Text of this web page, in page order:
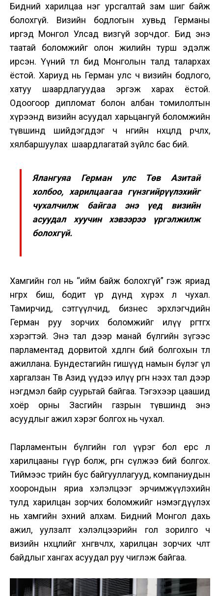
Бидний харилцаа нэг урсгалтай зам шиг байж
болохгүй. Визийн бодлогын хувьд Германы
иргэд Монгол Улсад визгүй зорчдог. Бид энэ
таатай боломжийг олон жилийн турш эдэлж
ирсэн. Үүний төлөө бид Монголын талд талархах
ёстой. Хариуд нь Герман улс ч визийн бодлого,
хатуу шаардлагуудаа эргэж харах ёстой.
Одоогоор дипломат болон албан томилолтын
хүрээнд визийн асуудал харьцангуй боломжийн
түвшинд шийдэгддэг ч өнөөгийн нөхцөлд өөрчлөх,
хялбаршуулах шаардлагатай зүйлс бас бий.
Ялангуяа Герман улс Төв Азитай
холбоо, харилцаагаа гүнзгийрүүлэхийг
чухалчилж байгаа энэ үед визийн
асуудал хуучин хэвээрээ үргэлжилж
болохгүй.
Хамгийн гол нь “ийм байж болохгүй” гэж яриад
өнгөрөх биш, бодит үр дүнд хүрэх л чухал.
Тамирчид, сэтгүүлчид, бизнес эрхлэгчдийн
Герман руу зорчих боломжийг илүү өргөтгөх
хэрэгтэй. Энэ тал дээр манай бүлгийн зүгээс
парламентад дорвитой хөдөлгөөн бий болгохын төлөө
ажиллана. Бундестагийн гишүүд намын бүлэг үл
харгалзан Төв Азид үүдээ илүү өргөн нээх тал дээр
нэгдмэл байр суурьтай байгаа. Тэгэхээр цаашид
хоёр орны Засгийн газрын түвшинд энэ
асуудлыг ажил хэрэг болгох нь чухал.
Парламентын бүлгийн гол үүрэг бол ерөөсөө л
харилцааны гүүр болж, өргөн сүлжээ бий болгох.
Тиймээс төрийн бус байгууллагууд, компаниудын
хоорондын яриа хэлэлцээг эрчимжүүлэхийн
тулд харилцан зорчих боломжийг нэмэгдүүлэх
нь хамгийн эхний алхам. Бидний Монгол дахь
ажил, уулзалт хэлэлцээрийн гол зорилго ч
визийн нөхцөлийг хөнгөвчлөх, харилцан зорчих чөлөөт
байдлыг хангах асуудал руу чиглэж байгаа.